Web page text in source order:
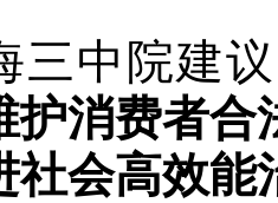
三中院建
护消费者合
社会高效能